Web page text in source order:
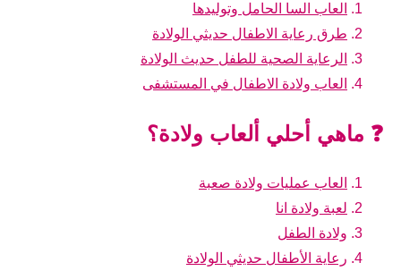
العاب السا الحامل وتوليدها
طرق رعاية الاطفال حديثي الولادة
الرعاية الصحية للطفل حديث الولادة
العاب ولادة الاطفال في المستشفى
❓ ماهي أحلي ألعاب ولادة؟
العاب عمليات ولادة صعبة
لعبة ولادة انا
ولادة الطفل
رعاية الأطفال حديثي الولادة